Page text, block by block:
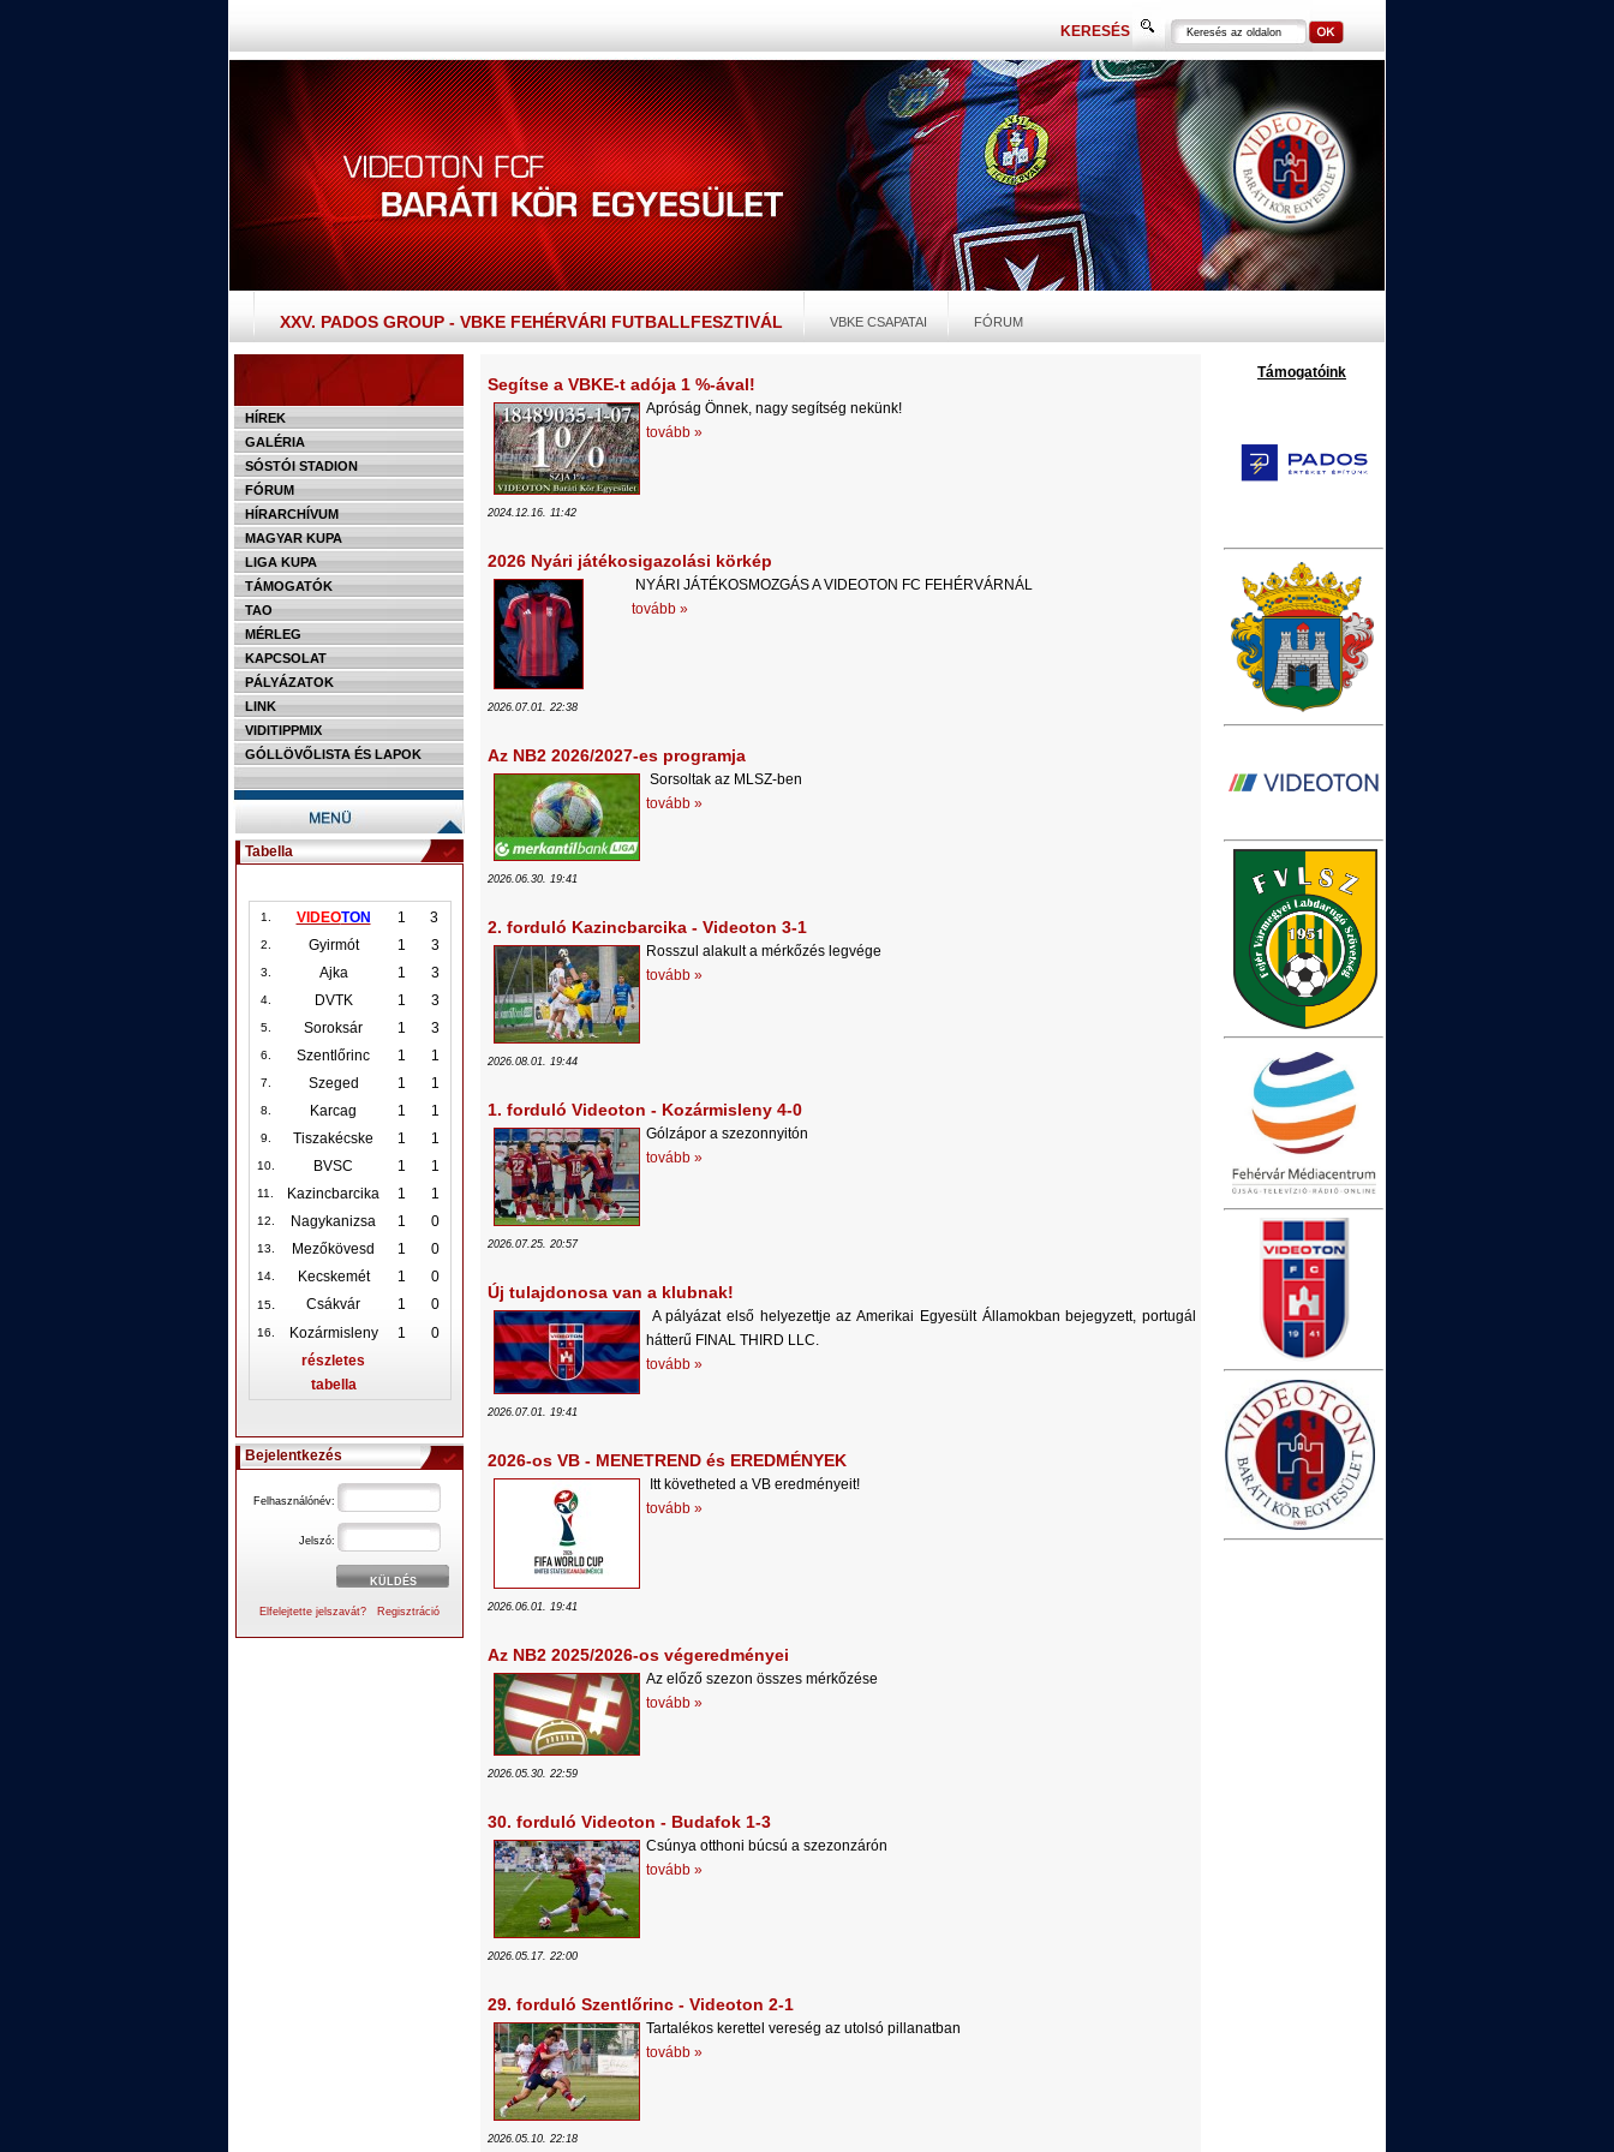
KERESÉS
XXV. PADOS GROUP - VBKE FEHÉRVÁRI FUTBALLFESZTIVÁL VBKE CSAPATAI FÓRUM
HÍREK
GALÉRIA
SÓSTÓI STADION
FÓRUM
HÍRARCHÍVUM
MAGYAR KUPA
LIGA KUPA
TÁMOGATÓK
TAO
MÉRLEG
KAPCSOLAT
PÁLYÁZATOK
LINK
VIDITIPPMIX
GÓLLÖVŐLISTA ÉS LAPOK
Tabella
1. VIDEOTON 1 3
2. Gyirmót 1 3
3. Ajka 1 3
4. DVTK 1 3
5. Soroksár 1 3
6. Szentlőrinc 1 1
7. Szeged 1 1
8. Karcag 1 1
9. Tiszakécske 1 1
10. BVSC 1 1
11. Kazincbarcika 1 1
12. Nagykanizsa 1 0
13. Mezőkövesd 1 0
14. Kecskemét 1 0
15. Csákvár 1 0
16. Kozármisleny 1
0
részletes
tabella
Bejelentkezés
Felhasználónév:
Jelszó:
Elfelejtette jelszavát? Regisztráció
Segítse a VBKE-t adója 1 %-ával!
Apróság Önnek, nagy segítség nekünk!
tovább »
2024.12.16. 11:42
2026 Nyári játékosigazolási körkép
NYÁRI JÁTÉKOSMOZGÁS A VIDEOTON FC FEHÉRVÁRNÁL
tovább »
2026.07.01. 22:38
Az NB2 2026/2027-es programja
Sorsoltak az MLSZ-ben
tovább »
2026.06.30. 19:41
2. forduló Kazincbarcika - Videoton 3-1
Rosszul alakult a mérkőzés legvége
tovább »
2026.08.01. 19:44
1. forduló Videoton - Kozármisleny 4-0
Gólzápor a szezonnyitón
tovább »
2026.07.25. 20:57
Új tulajdonosa van a klubnak!
A pályázat első helyezettje az Amerikai Egyesült Államokban bejegyzett, portugál
hátterű FINAL THIRD LLC.
tovább »
2026.07.01. 19:41
2026-os VB - MENETREND és EREDMÉNYEK
Itt követheted a VB eredményeit!
tovább »
2026.06.01. 19:41
Az NB2 2025/2026-os végeredményei
Az előző szezon összes mérkőzése
tovább »
2026.05.30. 22:59
30. forduló Videoton - Budafok 1-3
Csúnya otthoni búcsú a szezonzárón
tovább »
2026.05.17. 22:00
29. forduló Szentlőrinc - Videoton 2-1
Tartalékos kerettel vereség az utolsó pillanatban
tovább »
2026.05.10. 22:18
Támogatóink